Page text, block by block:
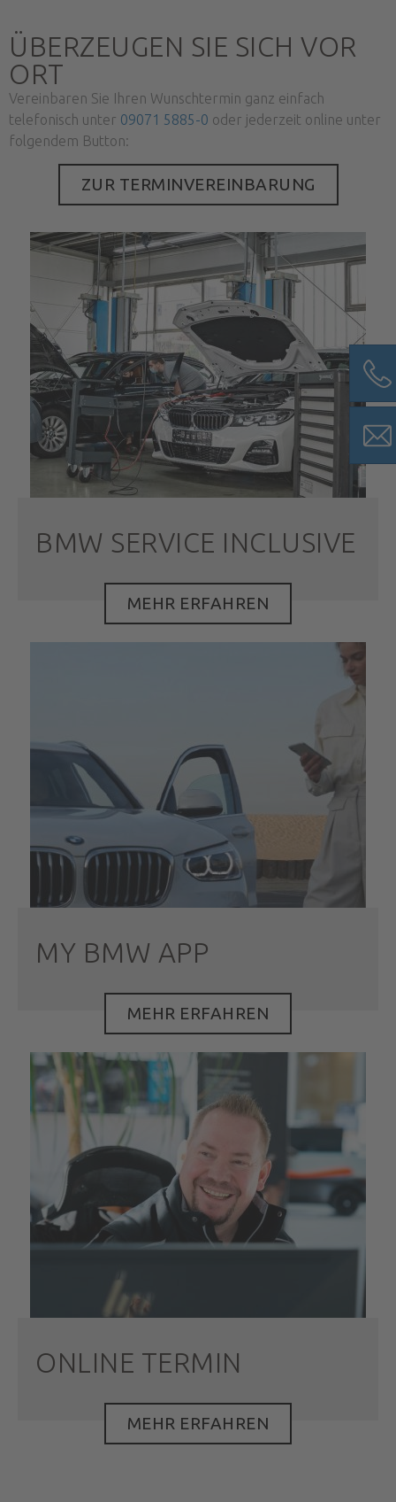
ÜBERZEUGEN SIE SICH VOR
ORT
Vereinbaren Sie Ihren Wunschtermin ganz einfach
telefonisch unter 09071 5885-0 oder jederzeit online unter
folgendem Button:
ZUR TERMINVEREINBARUNG
BMW SERVICE INCLUSIVE
MEHR ERFAHREN
MY BMW APP
MEHR ERFAHREN
ONLINE TERMIN
MEHR ERFAHREN